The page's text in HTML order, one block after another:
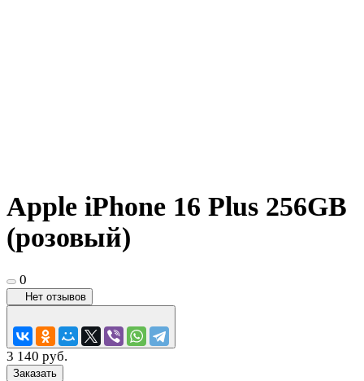
Apple iPhone 16 Plus 256GB
(розовый)
0
Нет отзывов
3 140 руб.
Заказать